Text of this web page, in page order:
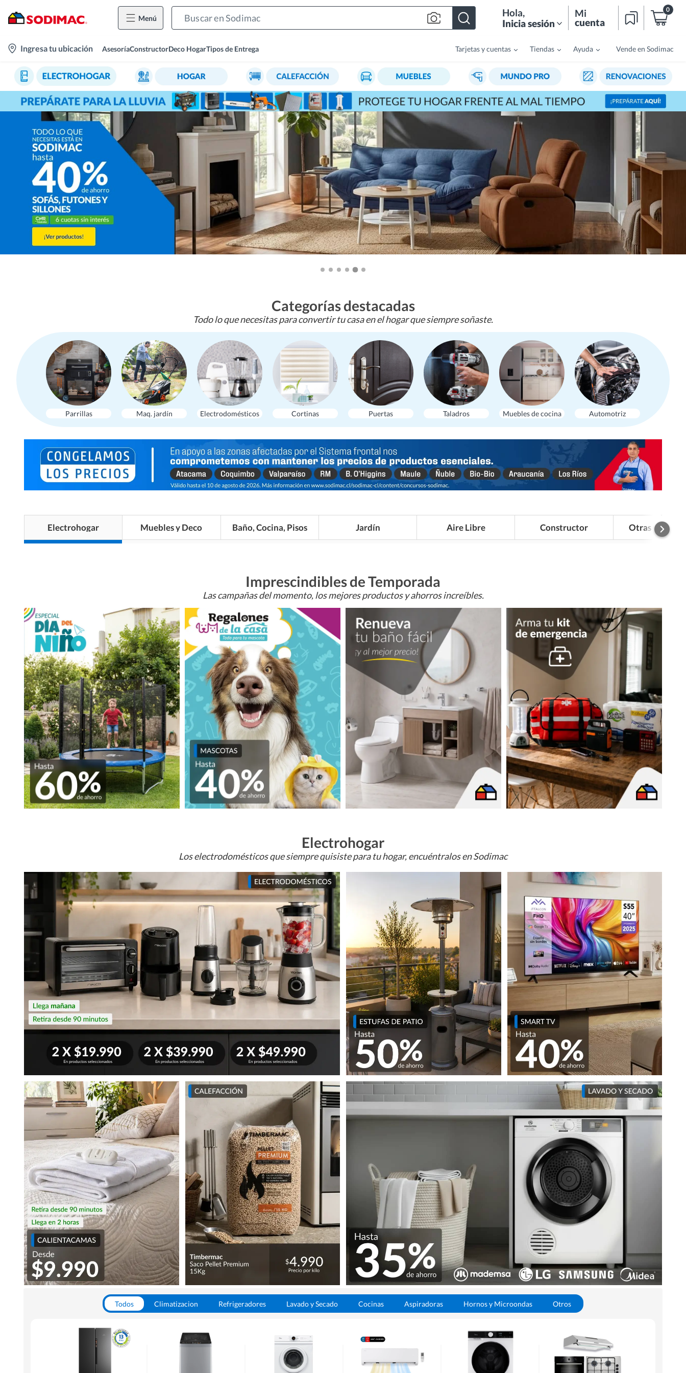
Menú Hola,
Inicia sesión
Mi
cuenta
0
location-
Ingresa tu ubicación AsesoríaConstructorDeco HogarTipos de Entrega Tarjetas y cuentas Tiendas Ayuda Vende en Sodimac
Categorías destacadas
Todo lo que necesitas para convertir tu casa en el hogar que siempre soñaste.
Parrillas Maq. jardín Electrodomésticos Cortinas Puertas Taladros Muebles de cocina Automotriz
Electrohogar Muebles y Deco Baño, Cocina, Pisos Jardín Aire Libre Constructor Otras
Imprescindibles de Temporada
Las campañas del momento, los mejores productos y ahorros increíbles.
Electrohogar
Los electrodomésticos que siempre quisiste para tu hogar, encuéntralos en Sodimac
Todos Climatizacion Refrigeradores Lavado y Secado Cocinas Aspiradoras Hornos y Microondas Otros